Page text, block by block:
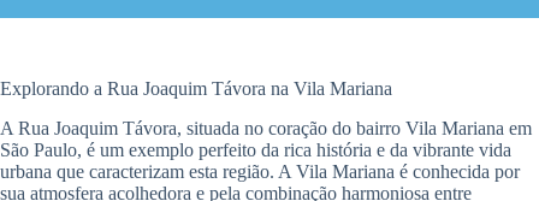
Explorando a Rua Joaquim Távora na Vila Mariana
A Rua Joaquim Távora, situada no coração do bairro Vila Mariana em
São Paulo, é um exemplo perfeito da rica história e da vibrante vida
urbana que caracterizam esta região. A Vila Mariana é conhecida por
sua atmosfera acolhedora e pela combinação harmoniosa entre